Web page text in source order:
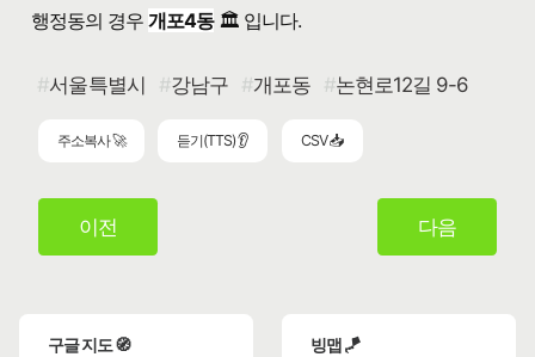
행정동의 경우 개포4동🏛️ 입니다.
서울특별시 강남구 개포동 논현로12길 9-6
주소복사 🚀 듣기(TTS) 👂 CSV 📥
이전 다음
구글 지도 🧭 빙맵 🪁